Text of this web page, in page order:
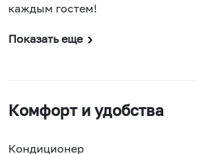
каждым гостем!
Показать еще
Комфорт и удобства
Кондиционер